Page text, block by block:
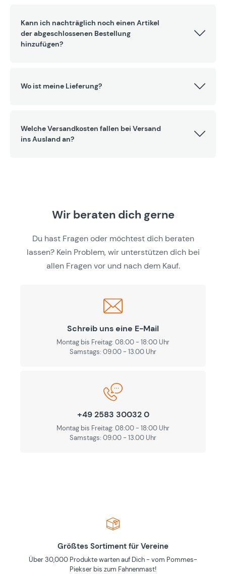
Kann ich nachträglich noch einen Artikel
der abgeschlossenen Bestellung
hinzufügen?
Wo ist meine Lieferung?
Welche Versandkosten fallen bei Versand
ins Ausland an?
Wir beraten dich gerne
Du hast Fragen oder möchtest dich beraten
lassen? Kein Problem, wir unterstützen dich bei
allen Fragen vor und nach dem Kauf.
Schreib uns eine E-Mail
Montag bis Freitag: 08:00 - 18:00 Uhr
Samstags: 09.00 - 13.00 Uhr
+49 2583 30032 0
Montag bis Freitag: 08:00 - 18:00 Uhr
Samstags: 09.00 - 13.00 Uhr
Größtes Sortiment für Vereine
Über 30,000 Produkte warten auf Dich - vom Pommes-
Piekser bis zum Fahnenmast!